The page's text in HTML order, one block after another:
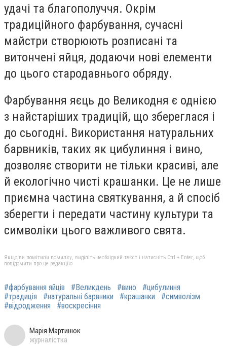
удачі та благополуччя. Окрім
традиційного фарбування, сучасні
майстри створюють розписані та
витончені яйця, додаючи нові елементи
до цього стародавнього обряду.
Фарбування яєць до Великодня є однією
з найстаріших традицій, що збереглася і
до сьогодні. Використання натуральних
барвників, таких як цибулиння і вино,
дозволяє створити не тільки красиві, але
й екологічно чисті крашанки. Це не лише
приємна частина святкування, а й спосіб
зберегти і передати частину культури та
символіки цього важливого свята.
Якщо ви помітили помилку, виділіть необхідний текст і натисніть Ctrl + Enter, щоб
повідомити про це редакцію
#фарбування яйців #Великдень #вино
#цибулиння
#традиція
#натуральні барвники #крашанки
#символізм
#відродження
#воскресіння
Марія Мартинюк
журналістка